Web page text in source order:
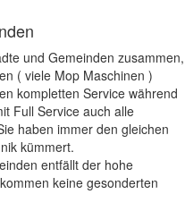
und Gemeinden zusammen,
( viele Mop Maschinen )
kompletten Service während
Full Service auch alle
haben immer den gleichen
kümmert.
entfällt der hohe
keine gesonderten